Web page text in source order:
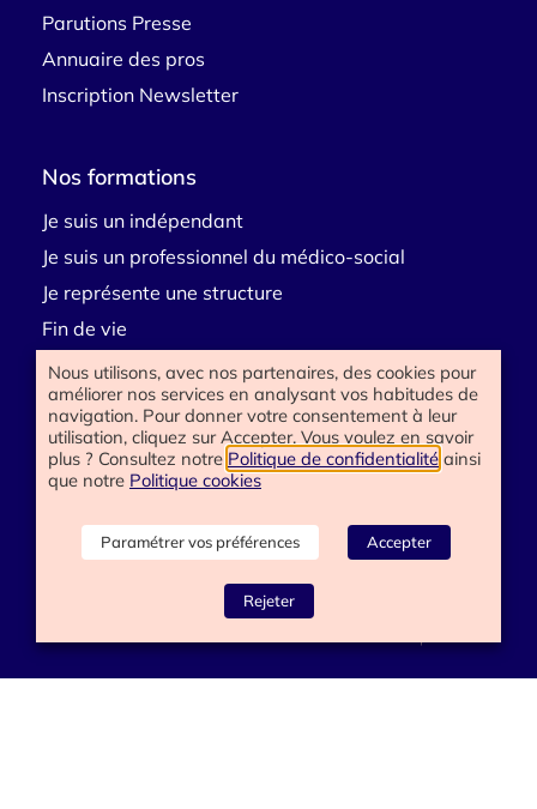
Parutions Presse
Annuaire des pros
Inscription Newsletter
Nos formations
Je suis un indépendant
Je suis un professionnel du médico-social
Je représente une structure
Fin de vie
Deuil
Handicap
E-learning
Besoin d’aide
Contactez-nous
Nous utilisons, avec nos partenaires, des cookies pour
améliorer nos services en analysant vos habitudes de
navigation. Pour donner votre consentement à leur
utilisation, cliquez sur Accepter. Vous voulez en savoir
plus ? Consultez notre Politique de confidentialité ainsi
que notre Politique cookies
Paramétrer vos préférences Accepter
Rejeter